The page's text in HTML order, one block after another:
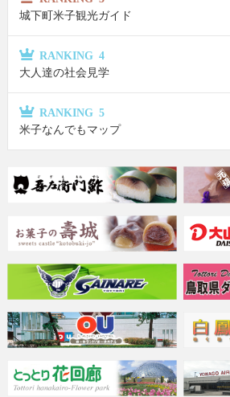
城下町米子観光ガイド
RANKING 4
大人達の社会見学
RANKING 5
米子なんでもマップ